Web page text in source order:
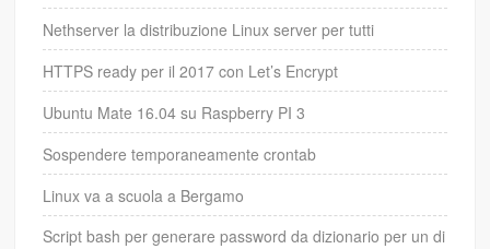
Nethserver la distribuzione Linux server per tutti
HTTPS ready per il 2017 con Let’s Encrypt
Ubuntu Mate 16.04 su Raspberry PI 3
Sospendere temporaneamente crontab
Linux va a scuola a Bergamo
Script bash per generare password da dizionario per un di